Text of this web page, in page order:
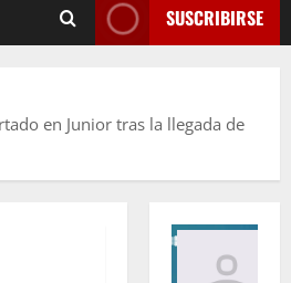
SUSCRIBIRSE
en Junior tras la llegada de